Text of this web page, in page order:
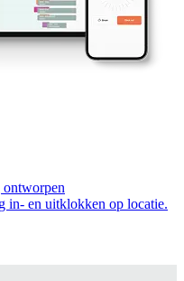
in- en uitklokken op locatie.